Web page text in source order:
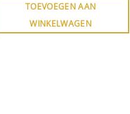
TOEVOEGEN AAN
WINKELWAGEN